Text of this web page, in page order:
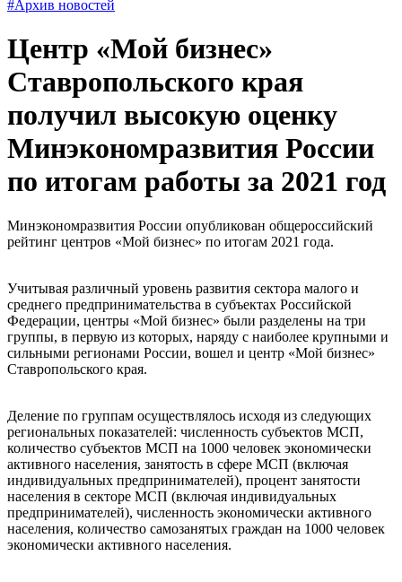
#Архив новостей
Центр «Мой бизнес»
Ставропольского края
получил высокую оценку
Минэкономразвития России
по итогам работы за 2021 год
Минэкономразвития России опубликован общероссийский
рейтинг центров «Мой бизнес» по итогам 2021 года.
Учитывая различный уровень развития сектора малого и
среднего предпринимательства в субъектах Российской
Федерации, центры «Мой бизнес» были разделены на три
группы, в первую из которых, наряду с наиболее крупными и
сильными регионами России, вошел и центр «Мой бизнес»
Ставропольского края.
Деление по группам осуществлялось исходя из следующих
региональных показателей: численность субъектов МСП,
количество субъектов МСП на 1000 человек экономически
активного населения, занятость в сфере МСП (включая
индивидуальных предпринимателей), процент занятости
населения в секторе МСП (включая индивидуальных
предпринимателей), численность экономически активного
населения, количество самозанятых граждан на 1000 человек
экономически активного населения.